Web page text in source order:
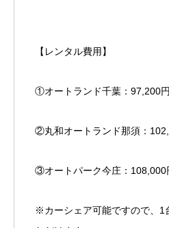
【レンタル費用】
①オートランド千葉：97,200円
②丸和オートランド那須：
③オートパーク今庄：108,000
※カーシェア可能ですので、1